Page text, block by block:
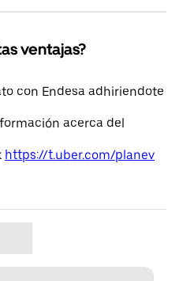
ventajas?
con Endesa adhiriendote
acerca del
https://t.uber.com/planev